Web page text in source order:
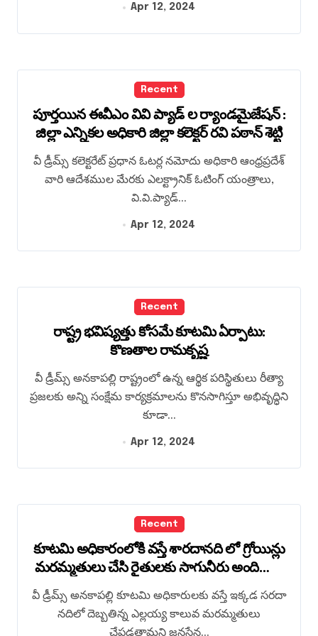
Apr 12, 2024
Recent
పూర్తయిన ఈవీఎం వివి ప్యాడ్ ల ర్యాండమైజేషన్ :
జిల్లా ఎన్నికల అధికారి జిల్లా కలెక్టర్ రవి పఠాన్ శెట్టి
వీ డ్రీమ్స్ కలెక్టరేట్ ప్రధాన ఓటర్ల నమోదు అధికారి ఆంధ్రప్రదేశ్
వారి ఆదేశముల మేరకు ఎలక్ట్రానిక్ ఓటింగ్ యంత్రాలు,
వి.వి.ప్యాడ్...
Apr 12, 2024
Recent
రాష్ట్ర భవిష్యత్తు కోసమే కూటమి ఏర్పాటు:
కొణతాల రామకృష్ణ
వీ డ్రీమ్స్ అనకాపల్లి రాష్ట్రంలో ఉన్న ఆర్థిక పరిస్థితులు రీత్యా
ప్రజలకు అన్ని సంక్షేమ కార్యక్రమాలను కొనసాగిస్తూ అభివృద్ధిని
కూడా...
Apr 12, 2024
Recent
కూటమి అధికారంలోకి వస్తే శారదానది లో గ్రోయిన్లు
మరమ్మతులు చేసి రైతులకు సాగునీరు అందిస్తాం:
జనసేన పార్టీ ఎమ్మెల్యే అభ్యర్థి కొణతాల రామకృష్ణ
వీ డ్రీమ్స్ అనకాపల్లి కూటమి అధికారులకు వస్తే ఇక్కడ సరదా
నదిలో దెబ్బతిన్న ఎల్లయ్య కాలువ మరమ్మతులు
చేపడతామని జనసేన...